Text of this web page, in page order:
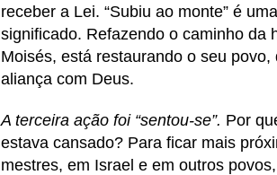
receber a Lei. “Subiu ao monte” é
significado. Refazendo o caminho da
Moisés, está restaurando o seu povo,
aliança com Deus.
A terceira ação foi “sentou-se”. Por
estava cansado? Para ficar mais
mestres, em Israel e em outros